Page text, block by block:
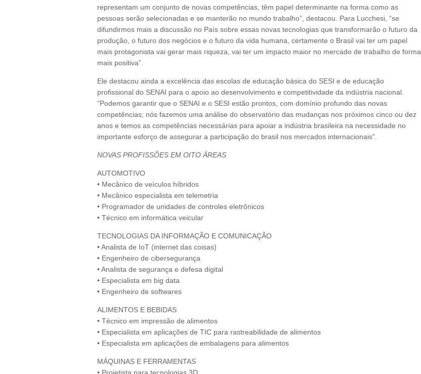
representam um conjunto de novas competências, têm papel determinante na forma como as
pessoas serão selecionadas e se manterão no mundo trabalho”, destacou. Para Lucchesi, “se
difundirmos mais a discussão no País sobre essas novas tecnologias que transformarão o futuro da
produção, o futuro dos negócios e o futuro da vida humana, certamente o Brasil vai ter um papel
mais protagonista vai gerar mais riqueza, vai ter um impacto maior no mercado de trabalho de forma
mais positiva”.
Ele destacou ainda a excelência das escolas de educação básica do SESI e de educação
profissional do SENAI para o apoio ao desenvolvimento e competitividade da indústria nacional.
“Podemos garantir que o SENAI e o SESI estão prontos, com domínio profundo das novas
competências; nós fazemos uma análise do observatório das mudanças nos próximos cinco ou dez
anos e temos as competências necessárias para apoiar a indústria brasileira na necessidade no
importante esforço de assegurar a participação do brasil nos mercados internacionais”.
NOVAS PROFISSÕES EM OITO ÁREAS
AUTOMOTIVO
• Mecânico de veículos híbridos
• Mecânico especialista em telemetria
• Programador de unidades de controles eletrônicos
• Técnico em informática veicular
TECNOLOGIAS DA INFORMAÇÃO E COMUNICAÇÃO
• Analista de IoT (internet das coisas)
• Engenheiro de cibersegurança
• Analista de segurança e defesa digital
• Especialista em big data
• Engenheiro de softwares
ALIMENTOS E BEBIDAS
• Técnico em impressão de alimentos
• Especialista em aplicações de TIC para rastreabilidade de alimentos
• Especialista em aplicações de embalagens para alimentos
MÁQUINAS E FERRAMENTAS